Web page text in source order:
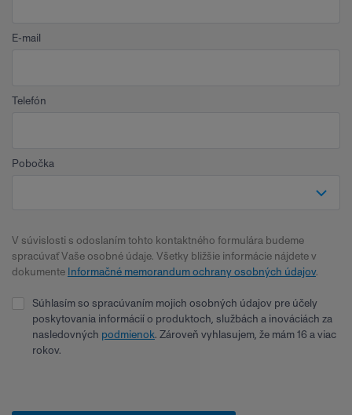
E-mail
Telefón
Pobočka
V súvislosti s odoslaním tohto kontaktného formulára budeme
spracúvať Vaše osobné údaje. Všetky bližšie informácie nájdete v
dokumente Informačné memorandum ochrany osobných údajov.
Súhlasím so spracúvaním mojich osobných údajov pre účely
poskytovania informácií o produktoch, službách a inováciách za
nasledovných podmienok. Zároveň vyhlasujem, že mám 16 a viac
rokov.